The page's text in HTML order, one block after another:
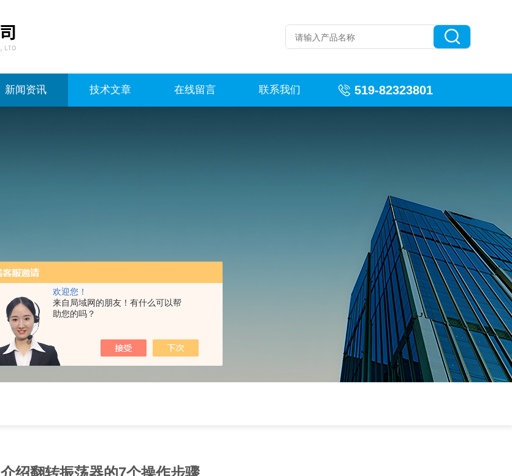
欢迎您！
来自局域网的朋友！有什么可以帮
助您的吗？
新闻资讯 技术文章 在线留言 联系我们 519-82323801
介绍翻转振荡器的7个操作步骤